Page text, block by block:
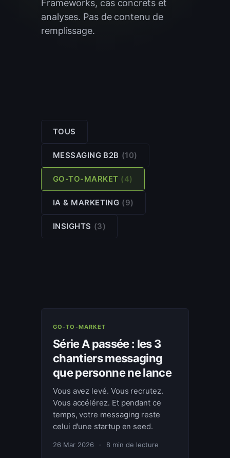
Frameworks, cas concrets et
analyses. Pas de contenu de
remplissage.
TOUS
MESSAGING B2B (10)
GO-TO-MARKET (4)
IA & MARKETING (9)
INSIGHTS (3)
GO-TO-MARKET
Série A passée : les 3
chantiers messaging
que personne ne lance
Vous avez levé. Vous recrutez.
Vous accélérez. Et pendant ce
temps, votre messaging reste
celui d'une startup en seed.
26 Mar 2026 · 8 min de lecture